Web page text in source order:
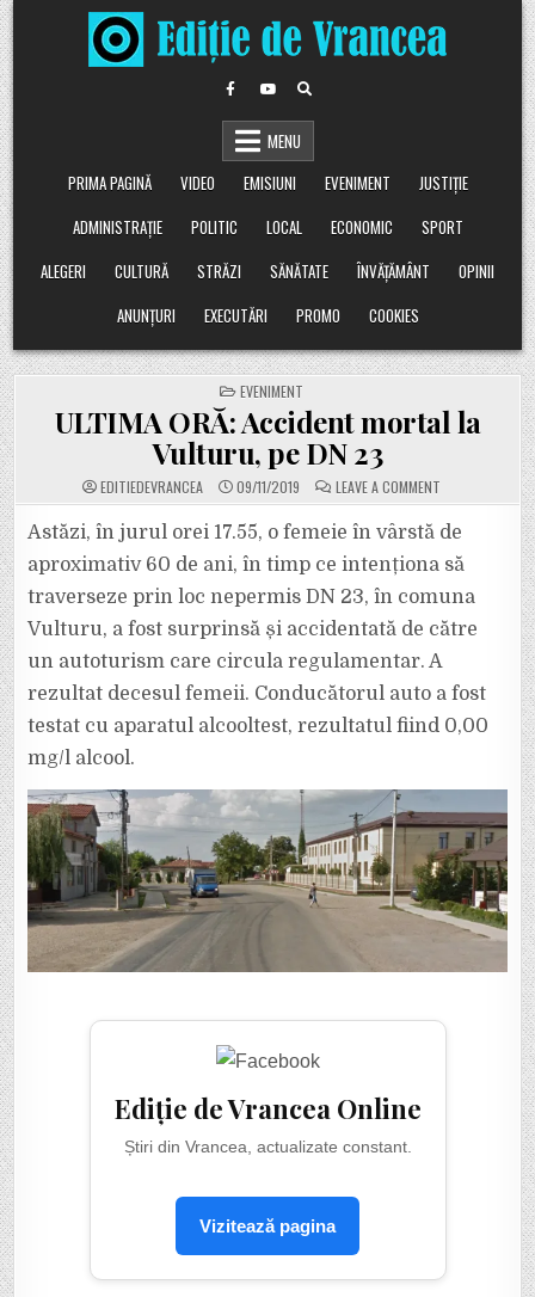
Skip
to
content
MENU
PRIMA PAGINĂ
VIDEO EMISIUNI EVENIMENT
JUSTIȚIE
ADMINISTRAȚIE
POLITIC LOCAL ECONOMIC
SPORT
ALEGERI
CULTURĂ STRĂZI SĂNĂTATE ÎNVĂȚĂMÂNT
OPINII
ANUNȚURI
EXECUTĂRI PROMO COOKIES
POSTED
IN
EVENIMENT
ULTIMA ORĂ: Accident mortal la
Vulturu, pe DN 23
EDITIEDEVRANCEA 09/11/2019 LEAVE A COMMENT
ULTIMA
ACCIDENT
MORTAL
LA
VULTURU,
DN
Astăzi, în jurul orei 17.55, o femeie în vârstă de
aproximativ 60 de ani, în timp ce intenționa să
traverseze prin loc nepermis DN 23, în comuna
Vulturu, a fost surprinsă și accidentată de către
un autoturism care circula regulamentar. A
rezultat decesul femeii. Conducătorul auto a fost
testat cu aparatul alcooltest, rezultatul fiind 0,00
mg/l alcool.
Ediție de Vrancea Online
Știri din Vrancea, actualizate constant.
Vizitează pagina